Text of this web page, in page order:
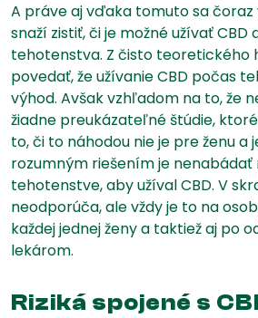
A práve aj vďaka tomuto sa
snaží zistiť, či je možné užívať CBD
tehotenstva. Z čisto teoretického
povedať, že užívanie CBD počas
výhod. Avšak vzhľadom na to, že
žiadne preukázateľné štúdie,
to, či to náhodou nie je pre ženu a
rozumným riešením je nenabádať
tehotenstve, aby užíval CBD. V
neodporúča, ale vždy je to na
každej jednej ženy a taktiež aj po
lekárom.
Riziká spojené s